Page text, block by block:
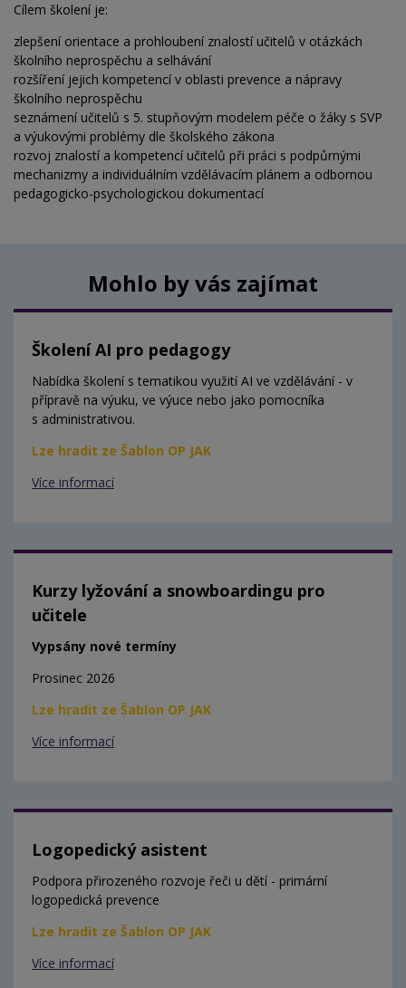
Cílem školení je:
zlepšení orientace a prohloubení znalostí učitelů v otázkách
školního neprospěchu a selhávání
rozšíření jejich kompetencí v oblasti prevence a nápravy
školního neprospěchu
seznámení učitelů s 5. stupňovým modelem péče o žáky s SVP
a výukovými problémy dle školského zákona
rozvoj znalostí a kompetencí učitelů při práci s podpůrnými
mechanizmy a individuálním vzdělávacím plánem a odbornou
pedagogicko-psychologickou dokumentací
Mohlo by vás zajímat
Školení AI pro pedagogy
Nabídka školení s tematikou využití AI ve vzdělávání - v
přípravě na výuku, ve výuce nebo jako pomocníka
s administrativou.
Lze hradit ze Šablon OP JAK
Více informací
Kurzy lyžování a snowboardingu pro
učitele
Vypsány nové termíny
Prosinec 2026
Lze hradit ze Šablon OP JAK
Více informací
Logopedický asistent
Podpora přirozeného rozvoje řeči u dětí - primární
logopedická prevence
Lze hradit ze Šablon OP JAK
Více informací